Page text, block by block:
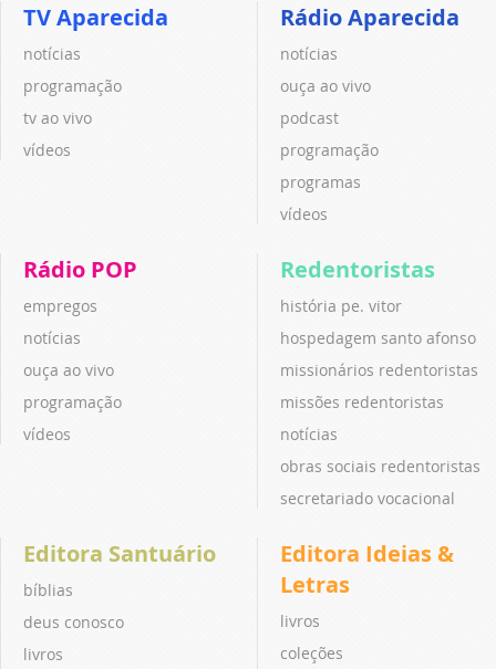
TV Aparecida
notícias
programação
tv ao vivo
vídeos
Rádio Aparecida
notícias
ouça ao vivo
podcast
programação
programas
vídeos
Rádio POP
empregos
notícias
ouça ao vivo
programação
vídeos
Redentoristas
história pe. vitor
hospedagem santo afonso
missionários redentoristas
missões redentoristas
notícias
obras sociais redentoristas
secretariado vocacional
Editora Santuário
bíblias
deus conosco
livros
Editora Ideias &
Letras
livros
coleções